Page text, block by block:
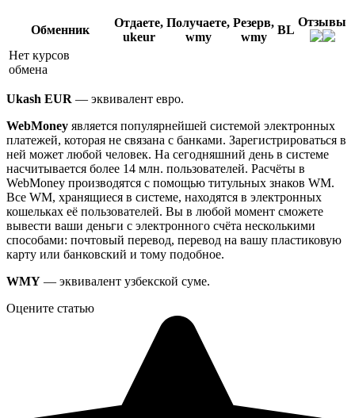
Обменник
Отдаете,
ukeur
Получаете,
wmy
Резерв,
wmy
BL
Отзывы
Нет курсов
обмена
Ukash EUR — эквивалент евро.
WebMoney является популярнейшей системой электронных
платежей, которая не связана с банками. Зарегистрироваться в
ней может любой человек. На сегодняшний день в системе
насчитывается более 14 млн. пользователей. Расчёты в
WebMoney производятся с помощью титульных знаков WM.
Все WM, хранящиеся в системе, находятся в электронных
кошельках её пользователей. Вы в любой момент сможете
вывести ваши деньги с электронного счёта несколькими
способами: почтовый перевод, перевод на вашу пластиковую
карту или банковский и тому подобное.
WMY — эквивалент узбекской суме.
Оцените статью